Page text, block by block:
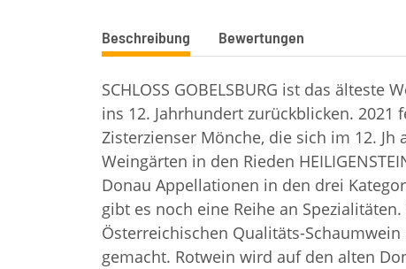
weitere Registerkarten anzeigen
Beschreibung Bewertungen
SCHLOSS GOBELSBURG ist das
ins 12. Jahrhundert zurückblicken. 2021
Zisterzienser Mönche, die sich im 12.
Weingärten in den Rieden
Donau Appellationen in den drei
gibt es noch eine Reihe an
Österreichischen Qualitäts-
gemacht. Rotwein wird auf den alten